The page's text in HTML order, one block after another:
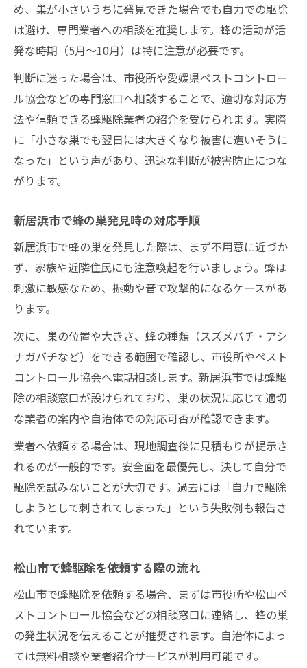
め、巣が小さいうちに発見できた場合でも自力での駆除
は避け、専門業者への相談を推奨します。蜂の活動が活
発な時期（5月〜10月）は特に注意が必要です。
判断に迷った場合は、市役所や愛媛県ペストコントロー
ル協会などの専門窓口へ相談することで、適切な対応方
法や信頼できる蜂駆除業者の紹介を受けられます。実際
に「小さな巣でも翌日には大きくなり被害に遭いそうに
なった」という声があり、迅速な判断が被害防止につな
がります。
新居浜市で蜂の巣発見時の対応手順
新居浜市で蜂の巣を発見した際は、まず不用意に近づか
ず、家族や近隣住民にも注意喚起を行いましょう。蜂は
刺激に敏感なため、振動や音で攻撃的になるケースがあ
ります。
次に、巣の位置や大きさ、蜂の種類（スズメバチ・アシ
ナガバチなど）をできる範囲で確認し、市役所やペスト
コントロール協会へ電話相談します。新居浜市では蜂駆
除の相談窓口が設けられており、巣の状況に応じて適切
な業者の案内や自治体での対応可否が確認できます。
業者へ依頼する場合は、現地調査後に見積もりが提示さ
れるのが一般的です。安全面を最優先し、決して自分で
駆除を試みないことが大切です。過去には「自力で駆除
しようとして刺されてしまった」という失敗例も報告さ
れています。
松山市で蜂駆除を依頼する際の流れ
松山市で蜂駆除を依頼する場合、まずは市役所や松山ペ
ストコントロール協会などの相談窓口に連絡し、蜂の巣
の発生状況を伝えることが推奨されます。自治体によっ
ては無料相談や業者紹介サービスが利用可能です。